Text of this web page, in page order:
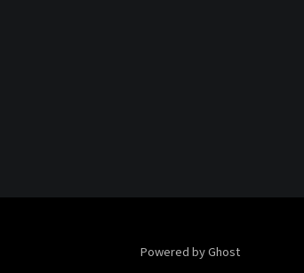
Powered by Ghost